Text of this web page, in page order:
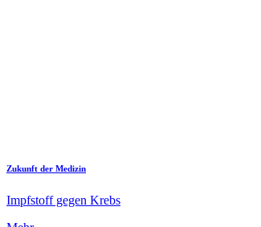
Zukunft der Medizin
Impfstoff gegen Krebs